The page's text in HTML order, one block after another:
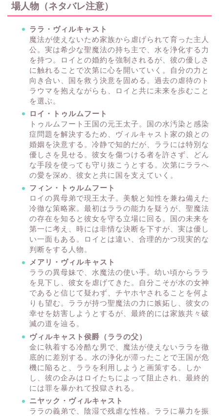
場人物（ネタバレ注意）
ララ・ヴィルキャスト
魔法が使えないため家族から虐げられて育った主人
公。実は希少な聖魔法の持ち主で、水を浄化する力
を持つ。ロイとの婚約を強制されるが、彼の優しさ
に触れることで次第に心を開いていく。自分の力と
向き合い、国を救う決意を固める。過去の虐待のト
ラウマを抱えながらも、ロイと共に未来を歩むこと
を選ぶ。
ロイ・トゥルムフート
トゥルムフート王国の元王太子。国の水汚染と感染
症問題を解決するため、ヴィルキャスト家の娘との
婚姻を決意する。冷静で知的だが、ララには特別な
優しさを見せる。彼女を傷つける者を許さず、どん
な手段を使っても守り抜こうとする。次第にララへ
の愛を深め、彼女と共に国を支えていく。
フィン・トゥルムフート
ロイの異母弟で現王太子。美貌と知性を兼ね備えた
冷徹な策略家。最初はララの能力を疑うが、聖魔法
の存在を知ると彼女を守る立場に回る。国の未来を
第一に考え、時には非情な決断を下すが、実は優し
い一面もある。ロイとは違い、合理的かつ現実的な
判断をする人物。
メアリ・ヴィルキャスト
ララの異母妹で、水魔法の使い手。幼い頃からララ
を見下し、彼女を虐げてきた。自分こそが水の女神
であると信じて疑わず、チヤホヤされることを何よ
りも望む。ララが持つ聖魔法の力に嫉妬し、彼女の
幸せを妨害しようとするが、最終的には家族共々破
滅の道を辿る。
ヴィルキャスト侯爵（ララの父）
金に執着する冷酷な男で、魔法が使えないララを徹
底的に差別する。水の浄化が滞ったことで王国が危
機に陥ると、ララを利用しようと画策する。しか
し、彼の企みはロイたちによって阻止され、最終的
には罪を暴かれて投獄される。
ニヤック・ヴィルキャスト
ララの義弟で、陰湿で残虐な性格。ララに暴力を振